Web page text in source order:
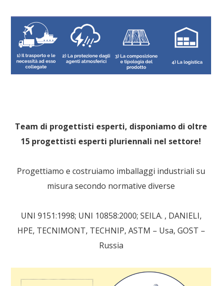
Team di progettisti esperti, disponiamo di oltre
15 progettisti esperti pluriennali nel settore!
Progettiamo e costruiamo imballaggi industriali su
misura secondo normative diverse
UNI 9151:1998; UNI 10858:2000; SEILA. , DANIELI,
HPE, TECNIMONT, TECHNIP, ASTM – Usa, GOST –
Russia